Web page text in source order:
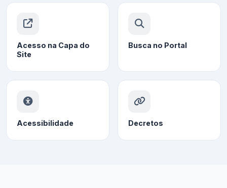
Acesso na Capa do
Site
Busca no Portal
Acessibilidade Decretos